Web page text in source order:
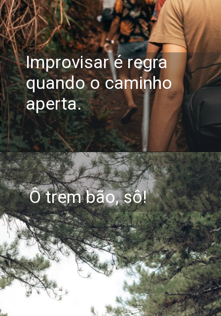
Improvisar é regra
quando o caminho
aperta.
Ô trem bão, sô!